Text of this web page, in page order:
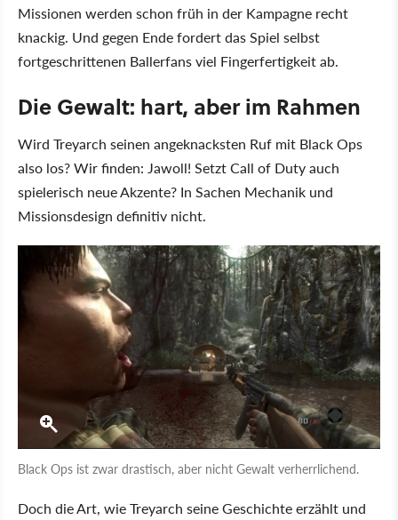
Missionen werden schon früh in der Kampagne recht
knackig. Und gegen Ende fordert das Spiel selbst
fortgeschrittenen Ballerfans viel Fingerfertigkeit ab.
Die Gewalt: hart, aber im Rahmen
Wird Treyarch seinen angeknacksten Ruf mit Black Ops
also los? Wir finden: Jawoll! Setzt Call of Duty auch
spielerisch neue Akzente? In Sachen Mechanik und
Missionsdesign definitiv nicht.
Black Ops ist zwar drastisch, aber nicht Gewalt verherrlichend.
Doch die Art, wie Treyarch seine Geschichte erzählt und